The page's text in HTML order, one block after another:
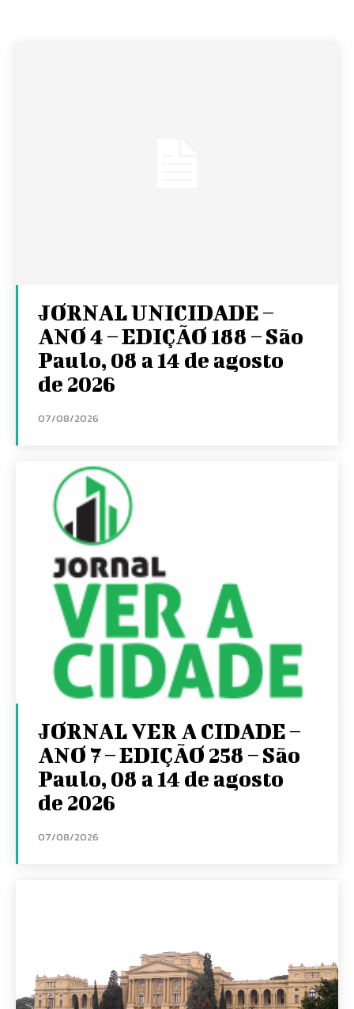
JORNAL UNICIDADE –
ANO 4 – EDIÇÃO 188 – São
Paulo, 08 a 14 de agosto
de 2026
07/08/2026
JORNAL VER A CIDADE –
ANO 7 – EDIÇÃO 258 – São
Paulo, 08 a 14 de agosto
de 2026
07/08/2026